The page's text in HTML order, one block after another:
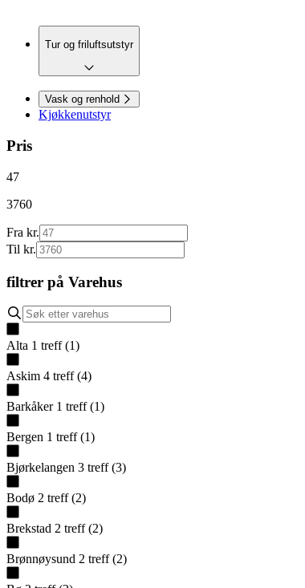
Tur og friluftsutstyr
Vask og renhold
Kjøkkenutstyr
Pris
47
3760
Fra kr.
Til kr.
filtrer på Varehus
Alta 1 treff (1)
Askim 4 treff (4)
Barkåker 1 treff (1)
Bergen 1 treff (1)
Bjørkelangen 3 treff (3)
Bodø 2 treff (2)
Brekstad 2 treff (2)
Brønnøysund 2 treff (2)